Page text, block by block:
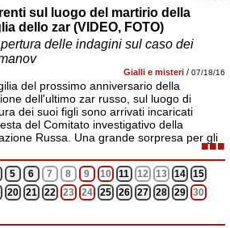
sul luogo del martirio della
dello zar (VIDEO, FOTO)
delle indagini sul caso dei
Gialli e misteri / 07/18/16
del prossimo anniversario della
dell'ultimo zar russo, sul luogo di
dei suoi figli sono arrivati incaricati
del Comitato investigativo della
Russa. Una grande sorpresa per gli
■■■
5 6 7 8 9 10 11 12 13 14
15
20 21 22 23 24 25 26 27 28 29
30